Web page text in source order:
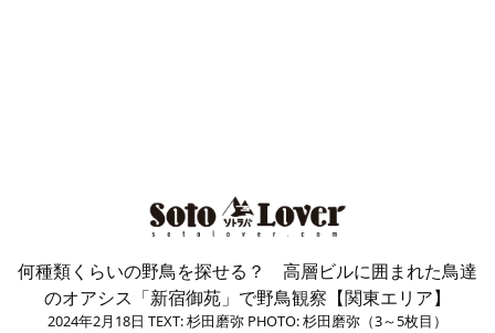
何種類くらいの野鳥を探せる？ 高層ビルに囲まれた鳥達
のオアシス「新宿御苑」で野鳥観察【関東エリア】
2024年2月18日 TEXT: 杉田磨弥 PHOTO: 杉田磨弥（3～5枚目）